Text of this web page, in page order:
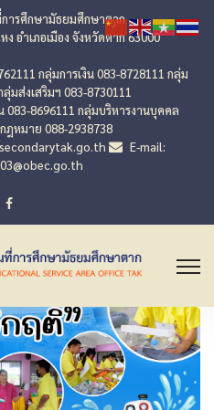
ารศึกษามัธยมศึกษาตาก
อำเภอเมือง จังหวัดตาก 63000
กลุ่มการเงิน 083-8728111 กลุ่ม
มส่งเสริมฯ 083-8730111
8696111 กลุ่มบริหารงานบุคคล
ฎหมาย 088-2938738
E-mail: